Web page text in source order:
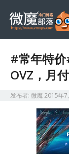
#常年特
OVZ，月
发布者:微魔2015年7